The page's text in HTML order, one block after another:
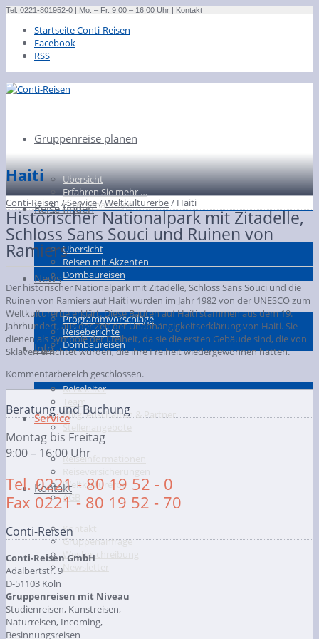
Tel. 0221-801952-0 | Mo. – Fr. 9:00 – 16:00 Uhr | Kontakt
Startseite Conti-Reisen
Facebook
RSS
Gruppenreise planen
Übersicht
Erfahren Sie mehr …
Gruppenanfrage
Reise finden
Übersicht
Reisen mit Akzenten
Dombaureisen
News
Programmvorschläge
Reiseberichte
Dombaureisen
Info
Reiseleiter
Team
Mitgliedschaften & Partner
Stellenangebote
Service
Reiseinformationen
Weltkulturerbe
AGB
Kontakt
Kontakt
Gruppenanfrage
Wegbeschreibung
Haiti
Conti-Reisen /Service/Weltkulturerbe/ Haiti
Historischer Nationalpark mit Zitadelle,
Schloss Sans Souci und Ruinen von
Ramiers
Der historischer Nationalpark mit Zitadelle, Schloss Sans Souci und die
Ruinen von Ramiers auf Haiti wurden im Jahr 1982 von der UNESCO zum
Weltkulturerbe erklärt. Diese Bauten auf Haiti stammen aus dem 19.
Jahrhundert, aus der Zeit der Unabhängigkeitserklärung von Haiti. Sie
dienen als Symbole der Freiheit, da sie die ersten Gebäude sind, die von
Sklaven errichtet wurden, die ihre Freiheit wiedergewonnen hatten.
Kommentarbereich geschlossen.
Beratung und Buchung
Montag bis Freitag
9:00 – 16:00 Uhr
Tel. 0221 - 80 19 52 - 0
Fax 0221 - 80 19 52 - 70
Conti-Reisen
Conti-Reisen GmbH
Adalbertstr. 9
D-51103 Köln
Gruppenreisen mit Niveau
Studienreisen, Kunstreisen,
Naturreisen, Incoming,
Besinnungsreisen